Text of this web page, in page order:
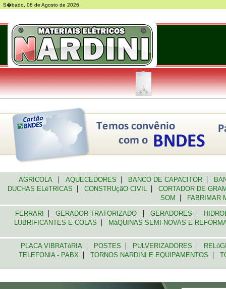
S�bado, 08 de Agosto de 2026
AGRICOLA | AQUECEDORES | BANCO DE CAPACITOR |
DUCHAS ELéTRICAS | CONSTRUçãO CIVIL |
CORTADOR DE
SOM | FABRIMAR
FERRARI | GERADOR TRATORIZADO | GERADORES |
LUBRIFICANTES E COLAS | MáQUINAS SEMI-NOVAS E
PLACA VIBRATóRIA | POSTES | PULVERIZADORES |
TELEFONIA - PABX | TORNOS NARDINI E EQUIPAMENTOS |